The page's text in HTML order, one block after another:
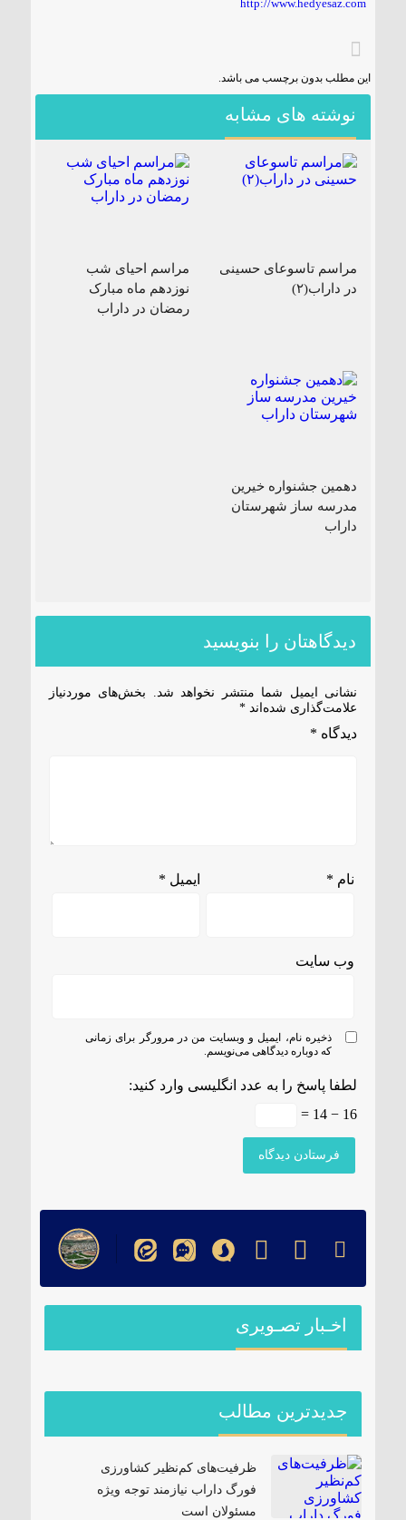
http://www.hedyesaz.com
این مطلب بدون برچسب می باشد.
نوشته های مشابه
مراسم تاسوعای حسینی
در داراب(۲)
مراسم احیای شب
نوزدهم ماه مبارک
رمضان در داراب
دهمین جشنواره خیرین
مدرسه ساز شهرستان
داراب
دیدگاهتان را بنویسید
نشانی ایمیل شما منتشر نخواهد شد.
بخش‌های موردنیاز
علامت‌گذاری شده‌اند *
دیدگاه *
نام * ایمیل *
وب‌ سایت
ذخیره نام، ایمیل و وبسایت من در مرورگر برای زمانی
که دوباره دیدگاهی می‌نویسم.
لطفا پاسخ را به عدد انگلیسی وارد کنید:
16 − 14 =
اخـبار تصـویری
جدیدترین مطالب
ظرفیت‌های کم‌نظیر کشاورزی
فورگ داراب نیازمند توجه ویژه
مسئولان است